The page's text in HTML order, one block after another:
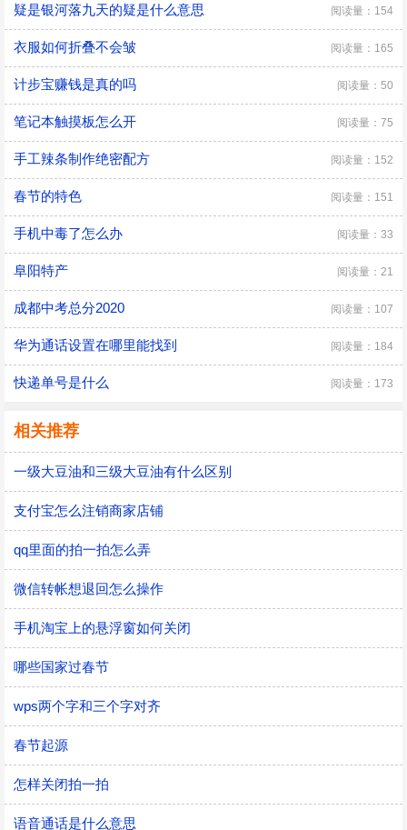
疑是银河落九天的疑是什么意思 阅读量：154
衣服如何折叠不会皱 阅读量：165
计步宝赚钱是真的吗 阅读量：50
笔记本触摸板怎么开 阅读量：75
手工辣条制作绝密配方 阅读量：152
春节的特色 阅读量：151
手机中毒了怎么办 阅读量：33
阜阳特产 阅读量：21
成都中考总分2020 阅读量：107
华为通话设置在哪里能找到 阅读量：184
快递单号是什么 阅读量：173
相关推荐
一级大豆油和三级大豆油有什么区别
支付宝怎么注销商家店铺
qq里面的拍一拍怎么弄
微信转帐想退回怎么操作
手机淘宝上的悬浮窗如何关闭
哪些国家过春节
wps两个字和三个字对齐
春节起源
怎样关闭拍一拍
语音通话是什么意思